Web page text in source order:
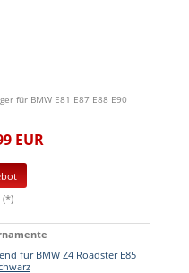
für BMW E81 E87 E88 E90
EUR
(*)